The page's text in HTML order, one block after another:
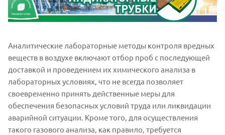
Аналитические лабораторные методы контроля вредных
веществ в воздухе включают отбор проб с последующей
доставкой и проведением их химического анализа в
лабораторных условиях, что не всегда позволяет
своевременно принять действенные меры для
обеспечения безопасных условий труда или ликвидации
аварийной ситуации. Кроме того, для осуществления
такого газового анализа, как правило, требуется